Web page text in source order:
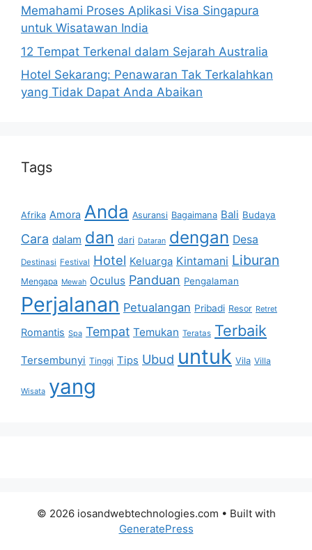
Memahami Proses Aplikasi Visa Singapura
untuk Wisatawan India
12 Tempat Terkenal dalam Sejarah Australia
Hotel Sekarang: Penawaran Tak Terkalahkan
yang Tidak Dapat Anda Abaikan
Tags
Afrika Amora Anda Asuransi Bagaimana Bali Budaya
Cara dalam dan dari Dataran dengan Desa
Destinasi Festival Hotel Keluarga Kintamani Liburan
Mengapa Mewah Oculus Panduan Pengalaman
Perjalanan Petualangan Pribadi Resor Retret
Romantis Spa Tempat Temukan Teratas Terbaik
Tersembunyi Tinggi Tips Ubud untuk Vila Villa
Wisata yang
© 2026 iosandwebtechnologies.com • Built with
GeneratePress